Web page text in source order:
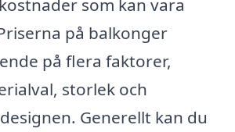
på balkonger
på flera faktorer,
storlek och
Generellt kan du